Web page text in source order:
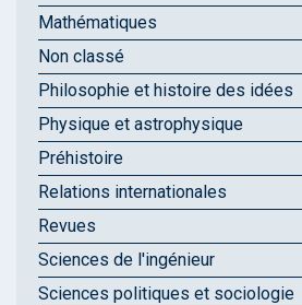
Mathématiques
Non classé
Philosophie et histoire des idées
Physique et astrophysique
Préhistoire
Relations internationales
Revues
Sciences de l'ingénieur
Sciences politiques et sociologie